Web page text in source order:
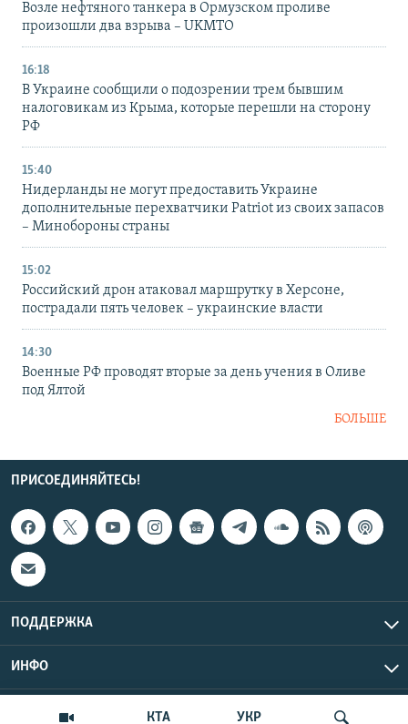
КТА УКР
Возле нефтяного танкера в Ормузском проливе
произошли два взрыва – UKMTO
16:18
В Украине сообщили о подозрении трем бывшим
налоговикам из Крыма, которые перешли на сторону
РФ
15:40
Нидерланды не могут предоставить Украине
дополнительные перехватчики Patriot из своих запасов
– Минобороны страны
15:02
Российский дрон атаковал маршрутку в Херсоне,
пострадали пять человек – украинские власти
14:30
Военные РФ проводят вторые за день учения в Оливе
под Ялтой
БОЛЬШЕ
ПРИСОЕДИНЯЙТЕСЬ!
ПОДДЕРЖКА
ИНФО
Copyright Крым.Реалии, 2026 | Все права защищены.
UTC+3